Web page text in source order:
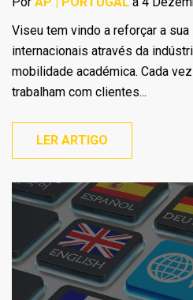
Viseu tem vindo a reforçar a
internacionais através da
mobilidade académica. Cada
trabalham com clientes...
LER ARTIGO